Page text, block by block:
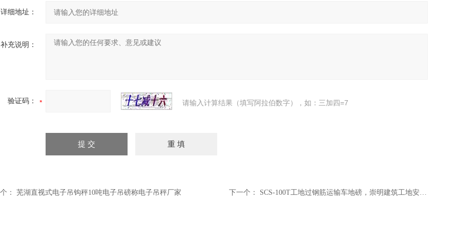
详细地址：
补充说明：
验证码： 请输入计算结果（填写阿拉伯数字），如：三加四=7
： 芜湖直视式电子吊钩秤10吨电子吊磅称电子吊秤厂家 下一个： SCS-100T工地过钢筋运输车地磅，崇明建筑工地安装一台3x16米100吨地磅多少钱